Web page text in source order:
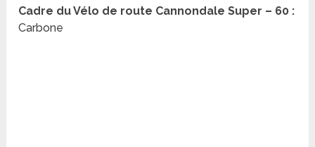
Cadre du Vélo de route Cannondale Super – 60 :
Carbone